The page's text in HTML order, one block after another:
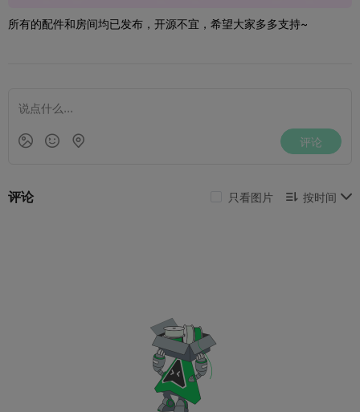
所有的配件和房间均已发布，开源不宜，希望大家多多支持~